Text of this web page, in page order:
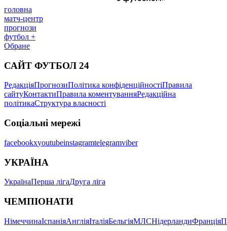
головна
матч-центр
прогнози
футбол +
Обране
САЙТ ФУТБОЛ 24
РедакціяПрогнозиПолітика конфіденційностіПравила
сайтуКонтактиПравила коментуванняРедакційна
політикаСтруктура власності
Соціальні мережі
facebookxyoutubeinstagramtelegramviber
УКРАЇНА
УкраїнаПерша лігаДруга ліга
ЧЕМПІОНАТИ
НімеччинаІспаніяАнгліяІталіяБельгіяМЛСНідерландиФранція